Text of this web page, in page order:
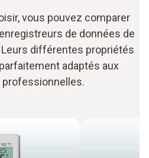
vous pouvez comparer
de données de
différentes propriétés
adaptés aux